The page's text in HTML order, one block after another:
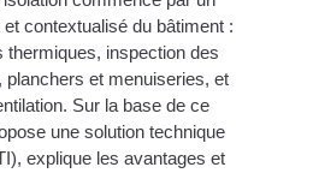
contextualisé du bâtiment :
thermiques, inspection des
et menuiseries, et
Sur la base de ce
une solution technique
explique les avantages et